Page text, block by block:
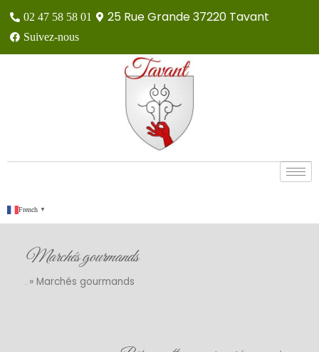
02 47 58 58 01 25 Rue Grande 37220 Tavant
Suivez-nous
French ▼
Marchés gourmands
» Marchés gourmands